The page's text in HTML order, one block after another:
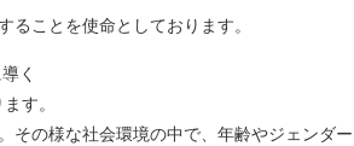
ことを使命としております。
く
す。
の様な社会環境の中で、年齢やジェンダー